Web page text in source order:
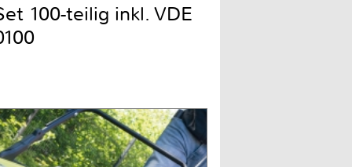
100-teilig inkl. VDE